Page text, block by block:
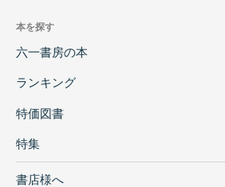
本を探す
六一書房の本
ランキング
特価図書
特集
書店様へ